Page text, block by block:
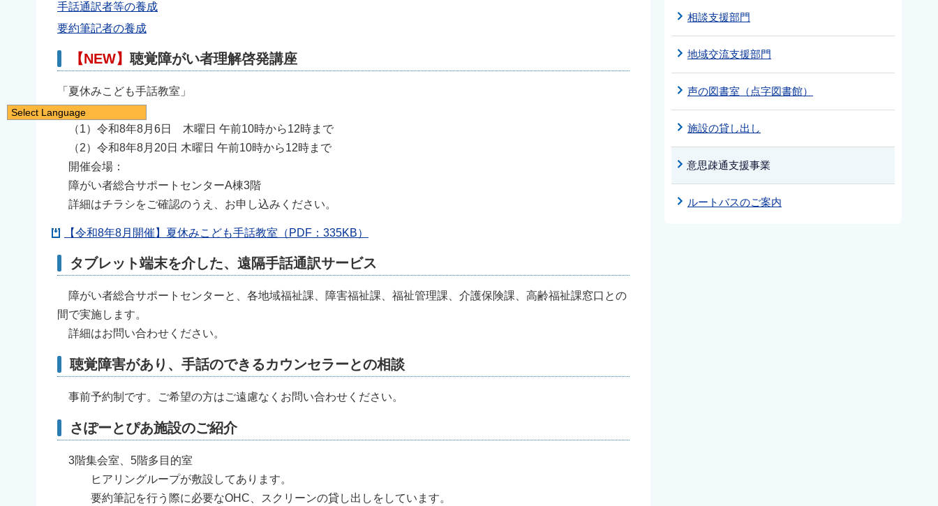
手話通訳者等の養成
要約筆記者の養成
【NEW】 聴覚障がい者理解啓発講座
「夏休みこども手話教室」
開催日時：
（1）令和8年8月6日 木曜日 午前10時から12時まで
（2）令和8年8月20日 木曜日 午前10時から12時まで
開催会場：
障がい者総合サポートセンターA棟3階
詳細はチラシをご確認のうえ、お申し込みください。
【令和8年8月開催】夏休みこども手話教室（PDF：335KB）
タブレット端末を介した、遠隔手話通訳サービス
障がい者総合サポートセンターと、各地域福祉課、障害福祉課、福祉管理課、介護保険課、高齢福祉課窓口との
間で実施します。
詳細はお問い合わせください。
聴覚障害があり、手話のできるカウンセラーとの相談
事前予約制です。ご希望の方はご遠慮なくお問い合わせください。
さぽーとぴあ施設のご紹介
3階集会室、5階多目的室
ヒアリングループが敷設してあります。
要約筆記を行う際に必要なOHC、スクリーンの貸し出しをしています。
相談支援部門
地域交流支援部門
声の図書室（点字図書館）
施設の貸し出し
意思疎通支援事業
ルートバスのご案内
Select Language